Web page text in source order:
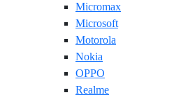
Micromax
Microsoft
Motorola
Nokia
OPPO
Realme